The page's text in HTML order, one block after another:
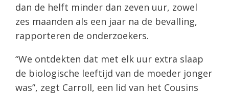
dan de helft minder dan zeven uur, zowel
zes maanden als een jaar na de bevalling,
rapporteren de onderzoekers.
“We ontdekten dat met elk uur extra slaap
de biologische leeftijd van de moeder jonger
was”, zegt Carroll, een lid van het Cousins ​​